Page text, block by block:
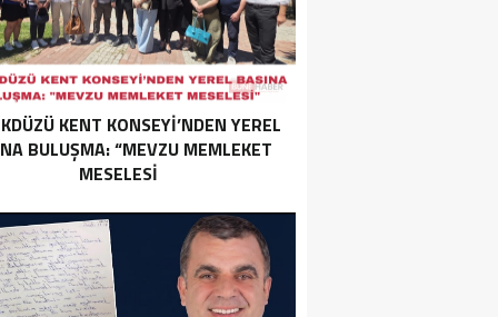
KENT KONSEYİ’NDEN YEREL
BULUŞMA: “MEVZU MEMLEKET
MESELESİ